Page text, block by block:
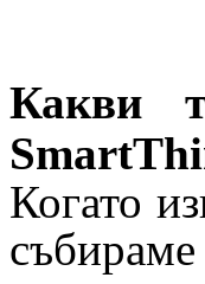
Какви
Когато